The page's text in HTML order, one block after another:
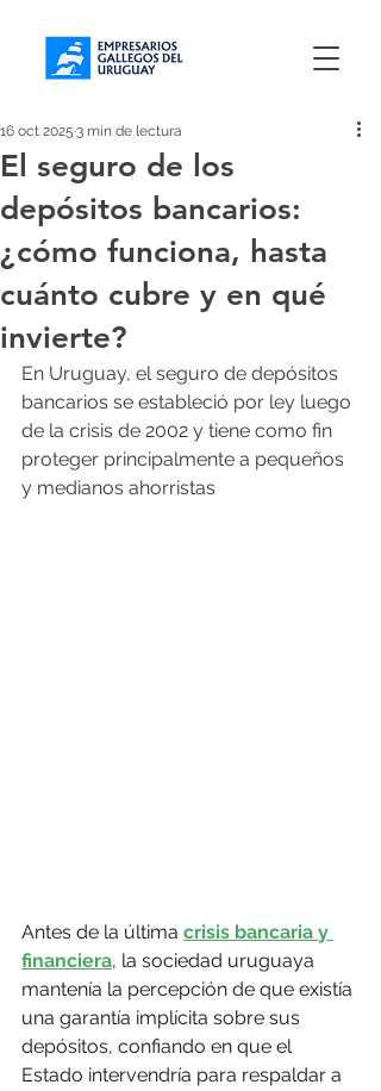
El seguro de los
depósitos bancarios:
¿cómo funciona, hasta
cuánto cubre y en qué
invierte?
16 oct 2025 3 min de lectura
En Uruguay, el seguro de depósitos
bancarios se estableció por ley luego
de la crisis de 2002 y tiene como fin
proteger principalmente a pequeños
y medianos ahorristas
Antes de la última crisis bancaria y
financiera, la sociedad uruguaya
mantenía la percepción de que existía
una garantía implícita sobre sus
depósitos, confiando en que el
Estado intervendría para respaldar a